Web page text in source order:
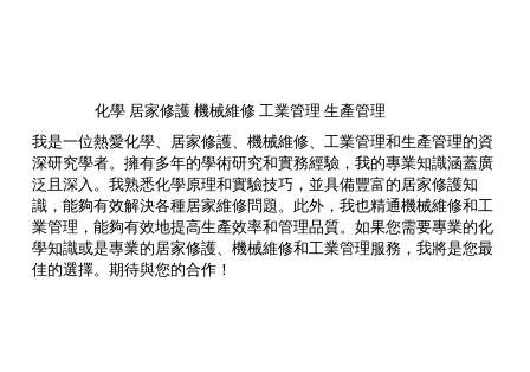
化學 居家修護 機械維修 工業管理 生產管理
我是一位熱愛化學、居家修護、機械維修、工業管理和生產管理的資
深研究學者。擁有多年的學術研究和實務經驗，我的專業知識涵蓋廣
泛且深入。我熟悉化學原理和實驗技巧，並具備豐富的居家修護知
識，能夠有效解決各種居家維修問題。此外，我也精通機械維修和工
業管理，能夠有效地提高生產效率和管理品質。如果您需要專業的化
學知識或是專業的居家修護、機械維修和工業管理服務，我將是您最
佳的選擇。期待與您的合作！